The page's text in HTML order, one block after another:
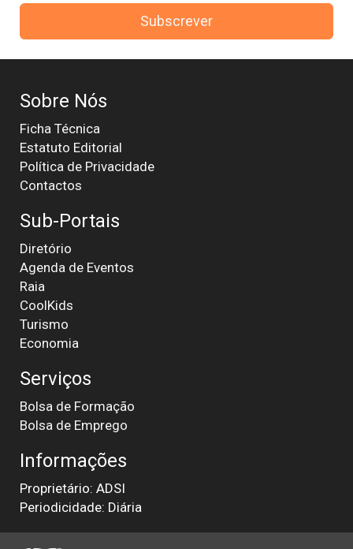
Subscrever
Sobre Nós
Ficha Técnica
Estatuto Editorial
Política de Privacidade
Contactos
Sub-Portais
Diretório
Agenda de Eventos
Raia
CoolKids
Turismo
Economia
Serviços
Bolsa de Formação
Bolsa de Emprego
Informações
Proprietário: ADSI
Periodicidade: Diária